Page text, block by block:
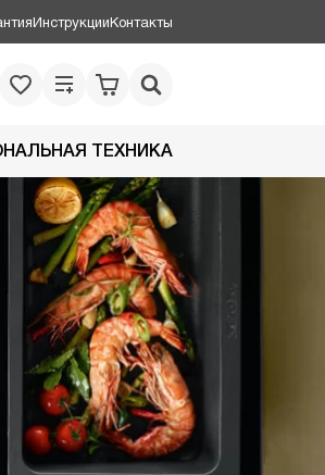
ИнструкцииКонтакты
ТЕХНИКА